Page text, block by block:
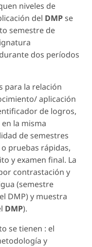
niveles de
del DMPse
semestre de
dos períodos
para la relación
aplicación
de logros,
la misma
de semestres
pruebas rápidas,
y examen final. La
contrastación y
(semestre
DMP) y muestra
DMP).
se tienen : el
y